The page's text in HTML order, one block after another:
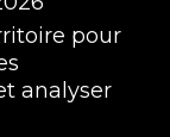
pour
analyser